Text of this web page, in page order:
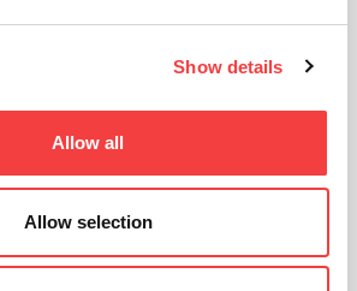
Show details
Allow all
Allow selection
Ficha técnica
Vídeo explicativo
Productos relacionados
Descargas